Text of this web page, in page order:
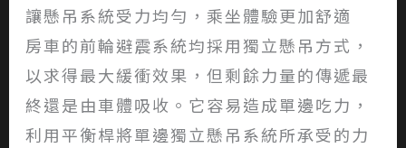
讓懸吊系統受力均勻，乘坐體驗更加舒適
房車的前輪避震系統均採用獨立懸吊方式，
以求得最大緩衝效果，但剩餘力量的傳遞最
終還是由車體吸收。它容易造成單邊吃力，
利用平衡桿將單邊獨立懸吊系統所承受的力